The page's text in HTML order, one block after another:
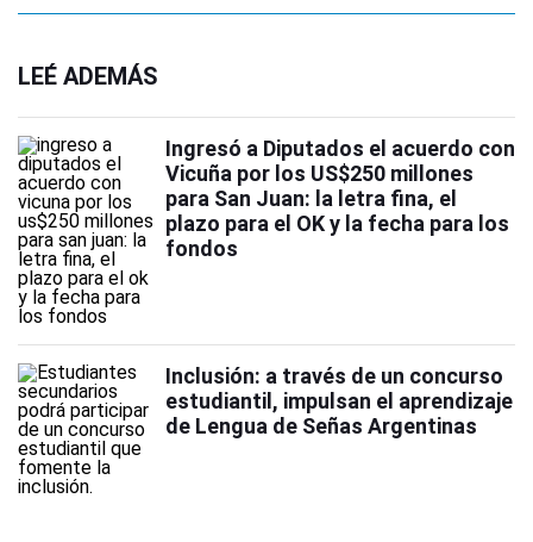
LEÉ ADEMÁS
Ingresó a Diputados el acuerdo con
Vicuña por los US$250 millones
para San Juan: la letra fina, el
plazo para el OK y la fecha para los
fondos
Inclusión: a través de un concurso
estudiantil, impulsan el aprendizaje
de Lengua de Señas Argentinas